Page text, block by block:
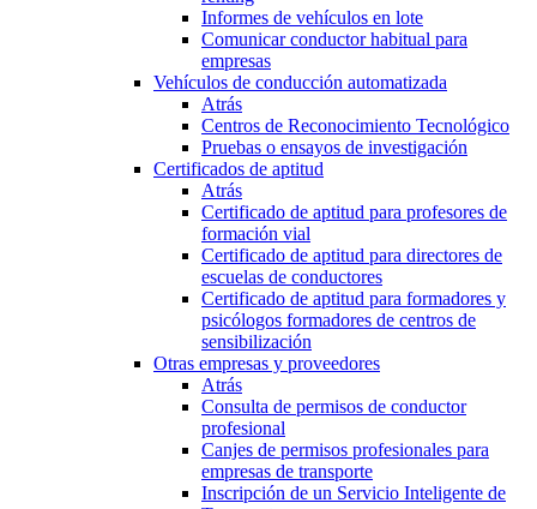
Informes de vehículos en lote
Comunicar conductor habitual para
empresas
Vehículos de conducción automatizada
Atrás
Centros de Reconocimiento Tecnológico
Pruebas o ensayos de investigación
Certificados de aptitud
Atrás
Certificado de aptitud para profesores de
formación vial
Certificado de aptitud para directores de
escuelas de conductores
Certificado de aptitud para formadores y
psicólogos formadores de centros de
sensibilización
Otras empresas y proveedores
Atrás
Consulta de permisos de conductor
profesional
Canjes de permisos profesionales para
empresas de transporte
Inscripción de un Servicio Inteligente de